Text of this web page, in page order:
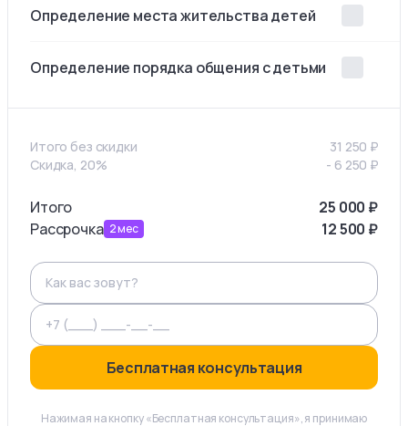
Определение места жительства детей
Определение порядка общения с детьми
Итого без скидки 31 250 ₽
Скидка, 20%
- 6 250 ₽
Итого 25 000 ₽
Рассрочка 2мес 12 500 ₽
Бесплатная консультация
Нажимая на кнопку «Бесплатная консультация», я принимаю